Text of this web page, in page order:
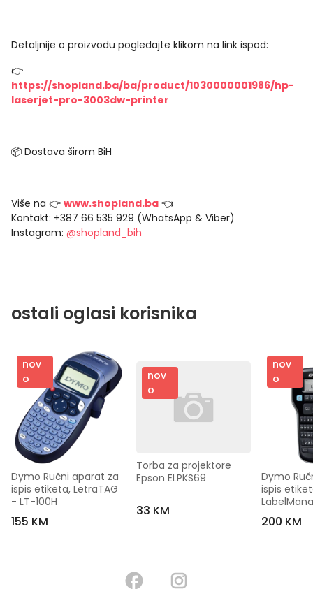
Detaljnije o proizvodu pogledajte klikom na link ispod:
👉
https://shopland.ba/ba/product/1030000001986/hp-
laserjet-pro-3003dw-printer
📦 Dostava širom BiH
Više na 👉 www.shopland.ba 👈
Kontakt: +387 66 535 929 (WhatsApp & Viber)
Instagram: @shopland_bih
ostali oglasi korisnika
nov
o
Dymo Ručni aparat za
ispis etiketa, LetraTAG
- LT-100H
155 KM
nov
o
Torba za projektore
Epson ELPKS69
33 KM
nov
o
Dymo
ispis
LM160
200 KM